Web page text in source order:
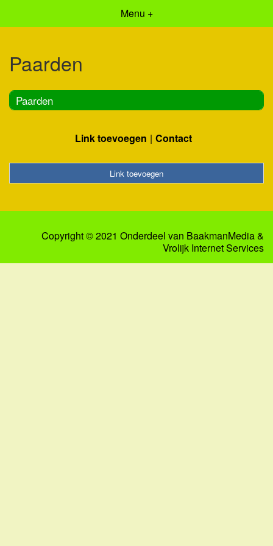
Menu +
Paarden
Paarden
Link toevoegen Contact
Link toevoegen
Copyright © 2021 Onderdeel van BaakmanMedia&
Vrolijk Internet Services